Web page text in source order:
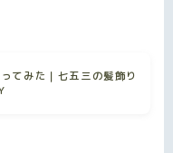
てみた｜七五三の髪飾り